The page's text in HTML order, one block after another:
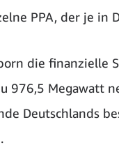
PPA, der je in
die finanzielle
976,5 Megawatt
Deutschlands